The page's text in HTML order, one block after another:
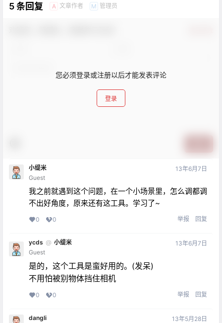
5 条回复 A 文章作者 M 管理员
您必须登录或注册以后才能发表评论
登录
小缇米
Guest
13年6月7日
我之前就遇到这个问题，在一个小场景里，怎么调都调
不出好角度，原来还有这工具。学习了~
0 0 举报 回复
ycds @ 小缇米
Guest
13年6月7日
是的，这个工具是蛮好用的。(发呆)
不用怕被别物体挡住相机
0 0 举报 回复
dangli
13年5月28日